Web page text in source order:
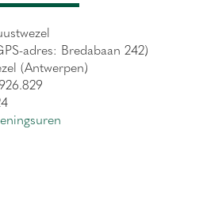
adres: Bredabaan 242)
(Antwerpen)